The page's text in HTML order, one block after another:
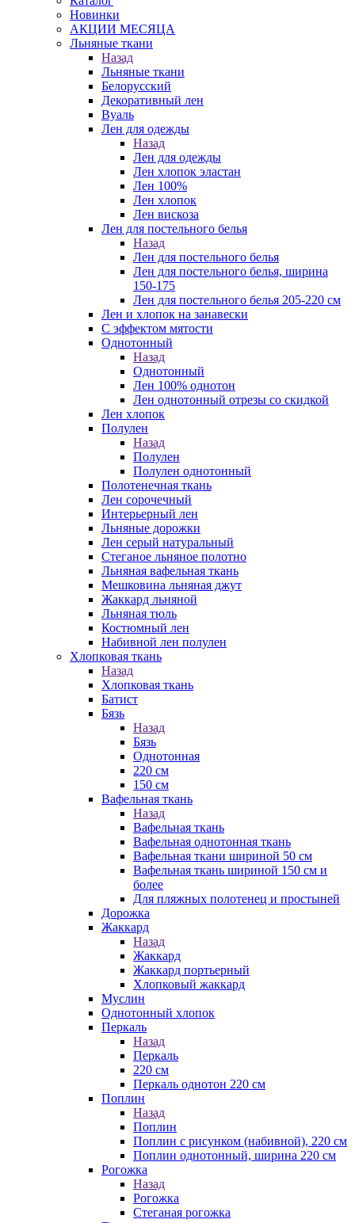
Новинки
АКЦИИ МЕСЯЦА
Льняные ткани
Назад
Льняные ткани
Белорусский
Декоративный лен
Вуаль
Лен для одежды
Назад
Лен для одежды
Лен хлопок эластан
Лен 100%
Лен хлопок
Лен вискоза
Лен для постельного белья
Назад
Лен для постельного белья
Лен для постельного белья, ширина
150-175
Лен для постельного белья 205-220 см
Лен и хлопок на занавески
С эффектом мятости
Однотонный
Назад
Однотонный
Лен 100% однотон
Лен однотонный отрезы со скидкой
Лен хлопок
Полулен
Назад
Полулен
Полулен однотонный
Полотенечная ткань
Лен сорочечный
Интерьерный лен
Льняные дорожки
Лен серый натуральный
Стеганое льняное полотно
Льняная вафельная ткань
Мешковина льняная джут
Жаккард льняной
Льняная тюль
Костюмный лен
Набивной лен полулен
Хлопковая ткань
Назад
Хлопковая ткань
Батист
Бязь
Назад
Бязь
Однотонная
220 см
150 см
Вафельная ткань
Назад
Вафельная ткань
Вафельная однотонная ткань
Вафельная ткани шириной 50 см
Вафельная ткань шириной 150 см и
более
Для пляжных полотенец и простыней
Дорожка
Жаккард
Назад
Жаккард
Жаккард портьерный
Хлопковый жаккард
Муслин
Однотонный хлопок
Перкаль
Назад
Перкаль
220 см
Перкаль однотон 220 см
Поплин
Назад
Поплин
Поплин с рисунком (набивной), 220 см
Поплин однотонный, ширина 220 см
Рогожка
Назад
Рогожка
Стеганая рогожка